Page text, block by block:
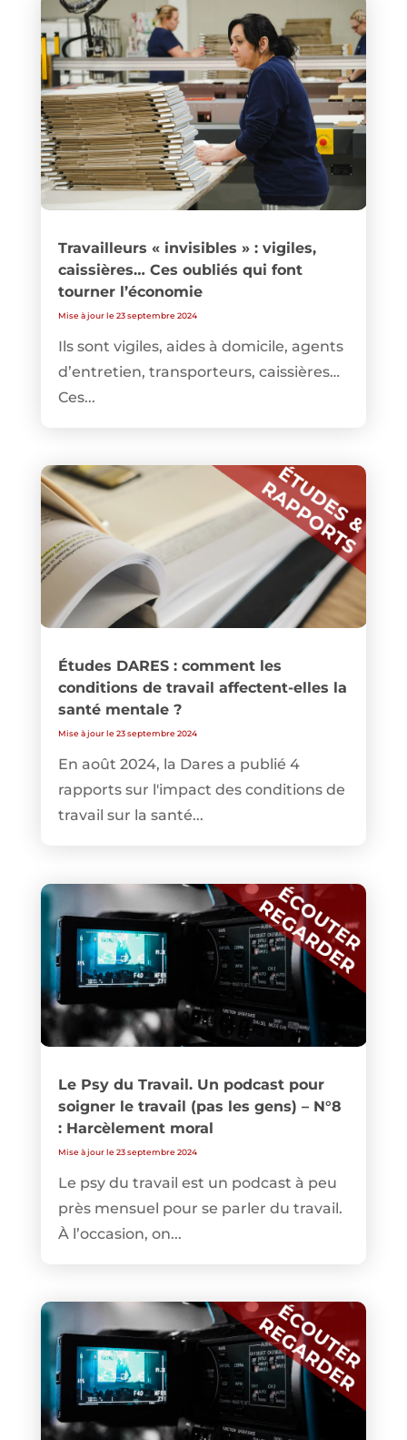
Travailleurs « invisibles » : vigiles,
caissières… Ces oubliés qui font
tourner l’économie
Mise à jour le 23 septembre 2024
Ils sont vigiles, aides à domicile, agents
d’entretien, transporteurs, caissières…
Ces...
Études DARES : comment les
conditions de travail affectent-elles la
santé mentale ?
Mise à jour le 23 septembre 2024
En août 2024, la Dares a publié 4
rapports sur l'impact des conditions de
travail sur la santé...
Le Psy du Travail. Un podcast pour
soigner le travail (pas les gens) – N°8
: Harcèlement moral
Mise à jour le 23 septembre 2024
Le psy du travail est un podcast à peu
près mensuel pour se parler du travail.
À l’occasion, on...